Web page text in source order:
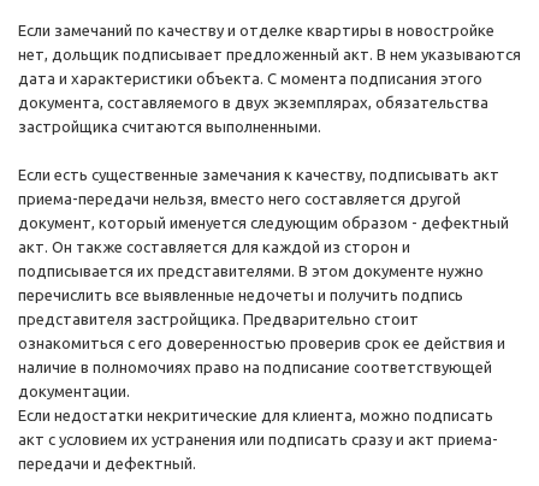
Если замечаний по качеству и отделке квартиры в новостройке
нет, дольщик подписывает предложенный акт. В нем указываются
дата и характеристики объекта. С момента подписания этого
документа, составляемого в двух экземплярах, обязательства
застройщика считаются выполненными.
Если есть существенные замечания к качеству, подписывать акт
приема-передачи нельзя, вместо него составляется другой
документ, который именуется следующим образом - дефектный
акт. Он также составляется для каждой из сторон и
подписывается их представителями. В этом документе нужно
перечислить все выявленные недочеты и получить подпись
представителя застройщика. Предварительно стоит
ознакомиться с его доверенностью проверив срок ее действия и
наличие в полномочиях право на подписание соответствующей
документации.
Если недостатки некритические для клиента, можно подписать
акт с условием их устранения или подписать сразу и акт приема-
передачи и дефектный.